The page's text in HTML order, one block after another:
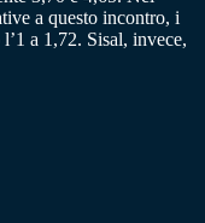
a questo incontro, i
a 1,72. Sisal, invece,